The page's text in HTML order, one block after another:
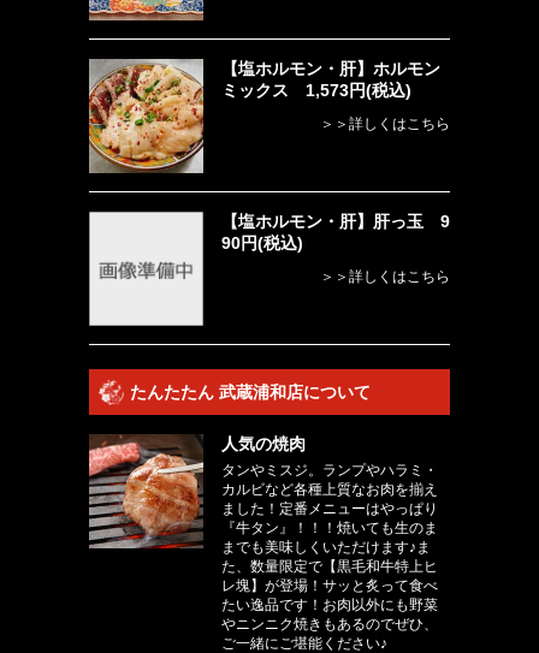
【塩ホルモン・肝】ホルモン
ミックス 1,573円(税込)
＞＞詳しくはこちら
【塩ホルモン・肝】肝っ玉 9
90円(税込)
＞＞詳しくはこちら
たんたたん 武蔵浦和店について
人気の焼肉
タンやミスジ。ランプやハラミ・
カルビなど各種上質なお肉を揃え
ました！定番メニューはやっぱり
『牛タン』！！！焼いても生のま
までも美味しくいただけます♪ま
た、数量限定で【黒毛和牛特上ヒ
レ塊】が登場！サッと炙って食べ
たい逸品です！お肉以外にも野菜
やニンニク焼きもあるのでぜひ、
ご一緒にご堪能ください♪